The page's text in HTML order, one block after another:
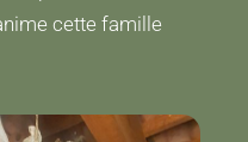
cette famille